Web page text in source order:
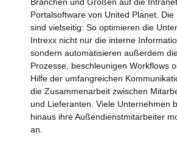
Portalsoftware von United Planet. Die
sind vielseitig: So optimieren die
Intrexx nicht nur die interne
sondern automatisieren außerdem
Prozesse, beschleunigen Workflows
Hilfe der umfangreichen
die Zusammenarbeit zwischen
und Lieferanten. Viele Unternehmen
hinaus ihre Außendienstmitarbeiter
an.